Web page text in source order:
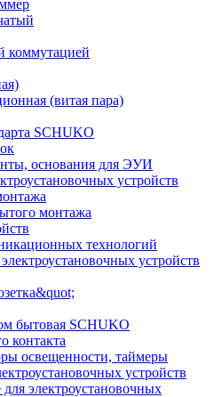
коммутацией
(витая пара)
SCHUKO
основания для ЭУИ
устройств
монтажа
технологий
устройств
бытовая SCHUKO
контакта
освещенности, таймеры
устройств
электроустановочных